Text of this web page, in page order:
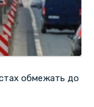
обмежать до